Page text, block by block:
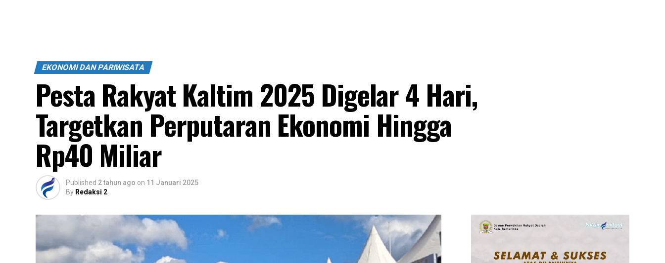
EKONOMI DAN PARIWISATA
Pesta Rakyat Kaltim 2025 Digelar 4 Hari,
Targetkan Perputaran Ekonomi Hingga
Rp40 Miliar
Published 2 tahun ago on 11 Januari 2025
By Redaksi 2